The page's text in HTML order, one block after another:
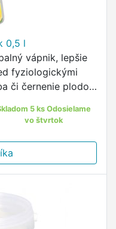
0,5 l
vápnik, lepšie
fyziologickými
či černenie plodov,
5 ks Odosielame
vo štvrtok